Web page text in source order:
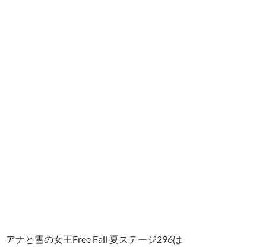
アナと雪の女王Free Fall 夏ステージ296は